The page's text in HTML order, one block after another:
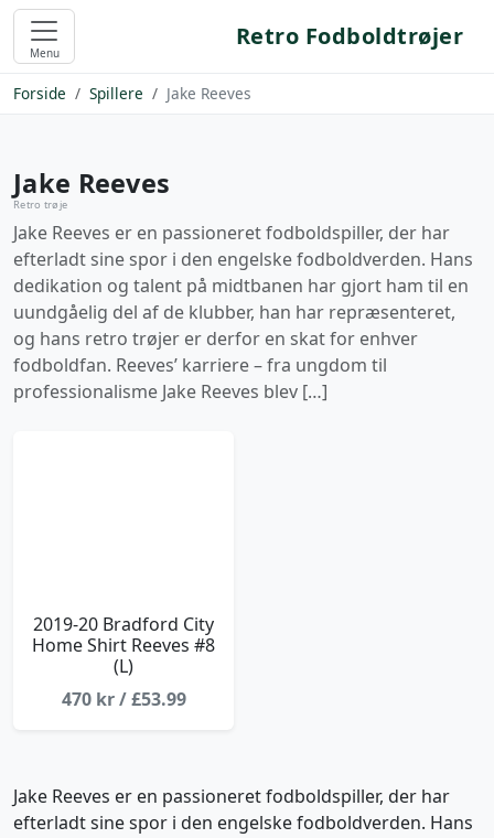
Menu
Retro Fodboldtrøjer
Forside Spillere Jake Reeves
Jake Reeves
Retro trøje
Jake Reeves er en passioneret fodboldspiller, der har
efterladt sine spor i den engelske fodboldverden. Hans
dedikation og talent på midtbanen har gjort ham til en
uundgåelig del af de klubber, han har repræsenteret,
og hans retro trøjer er derfor en skat for enhver
fodboldfan. Reeves’ karriere – fra ungdom til
professionalisme Jake Reeves blev […]
2019-20 Bradford City
Home Shirt Reeves #8
(L)
470 kr / £53.99
Jake Reeves er en passioneret fodboldspiller, der har
efterladt sine spor i den engelske fodboldverden. Hans